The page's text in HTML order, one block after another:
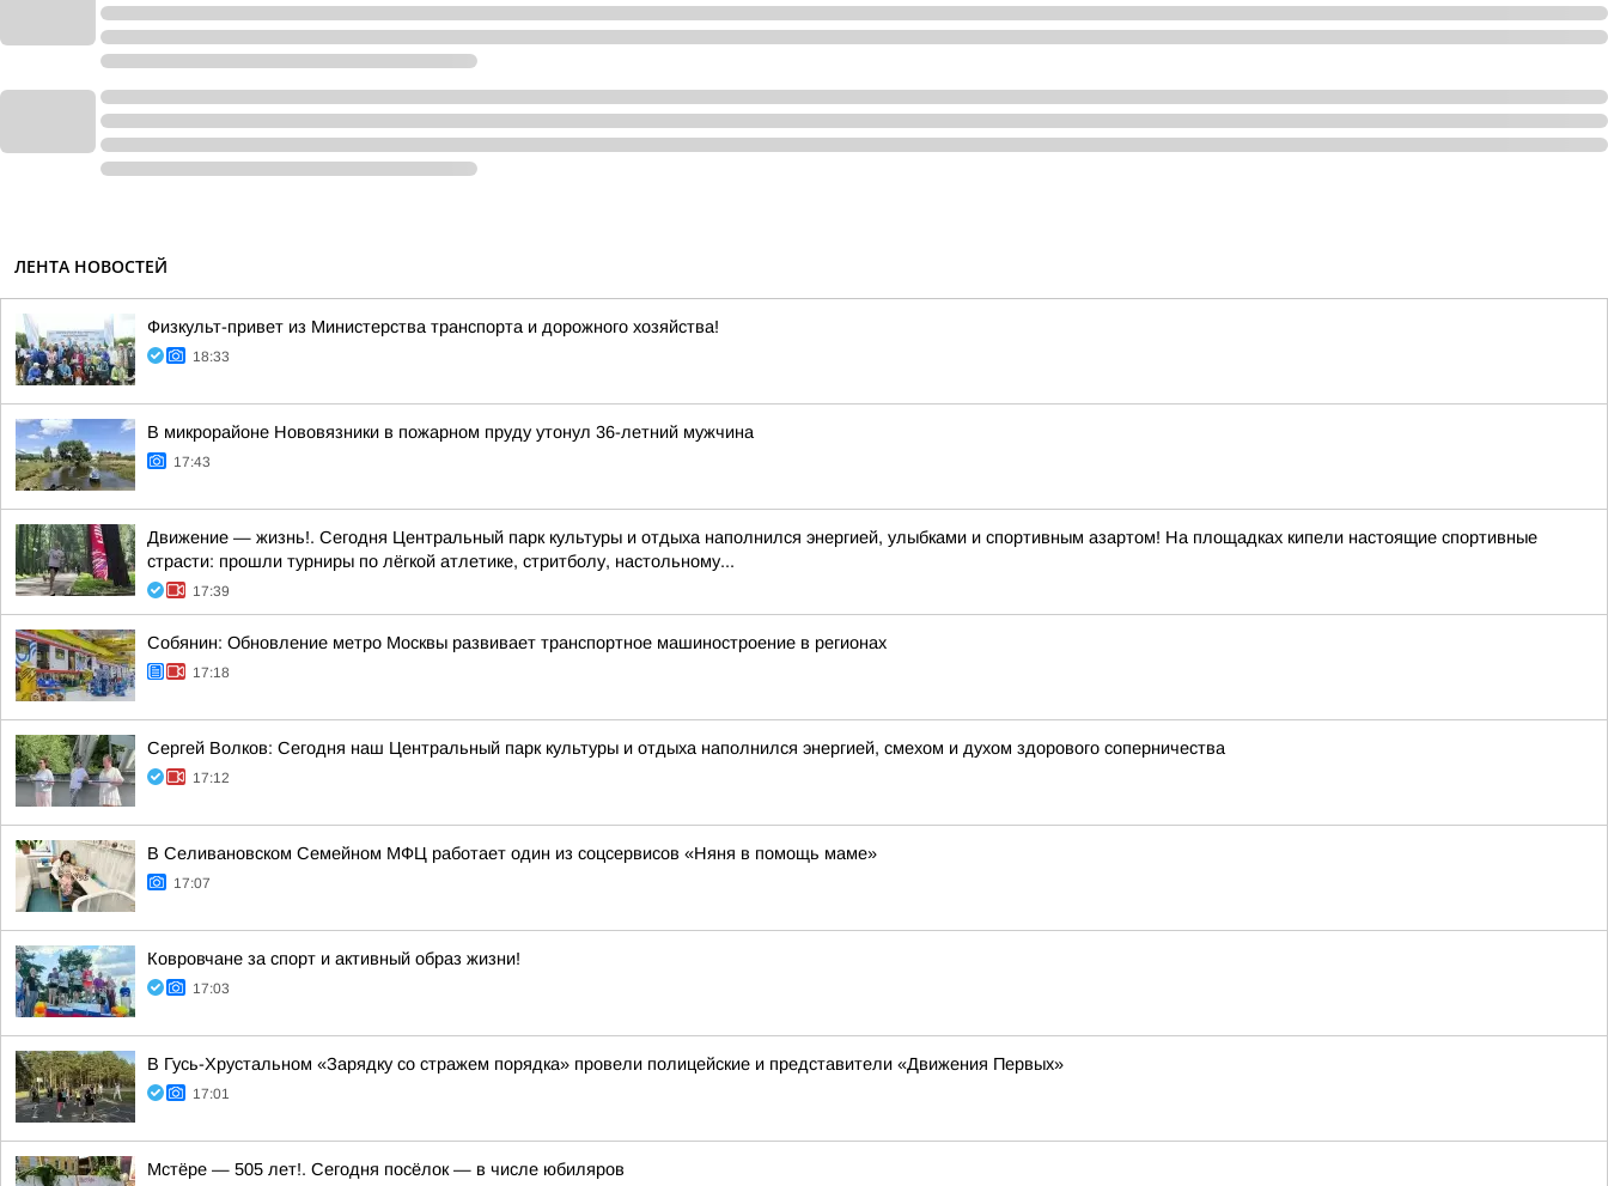
ЛЕНТА НОВОСТЕЙ
Физкульт-привет из Министерства транспорта и дорожного хозяйства!
18:33
В микрорайоне Нововязники в пожарном пруду утонул 36-летний мужчина
17:43
Движение — жизнь!. Сегодня Центральный парк культуры и отдыха наполнился энергией, улыбками и спортивным азартом! На площадках кипели настоящие спортивные
страсти: прошли турниры по лёгкой атлетике, стритболу, настольному...
17:39
Собянин: Обновление метро Москвы развивает транспортное машиностроение в регионах
17:18
Сергей Волков: Сегодня наш Центральный парк культуры и отдыха наполнился энергией, смехом и духом здорового соперничества
17:12
В Селивановском Семейном МФЦ работает один из соцсервисов «Няня в помощь маме»
17:07
Ковровчане за спорт и активный образ жизни!
17:03
В Гусь-Хрустальном «Зарядку со стражем порядка» провели полицейские и представители «Движения Первых»
17:01
Мстёре — 505 лет!. Сегодня посёлок — в числе юбиляров